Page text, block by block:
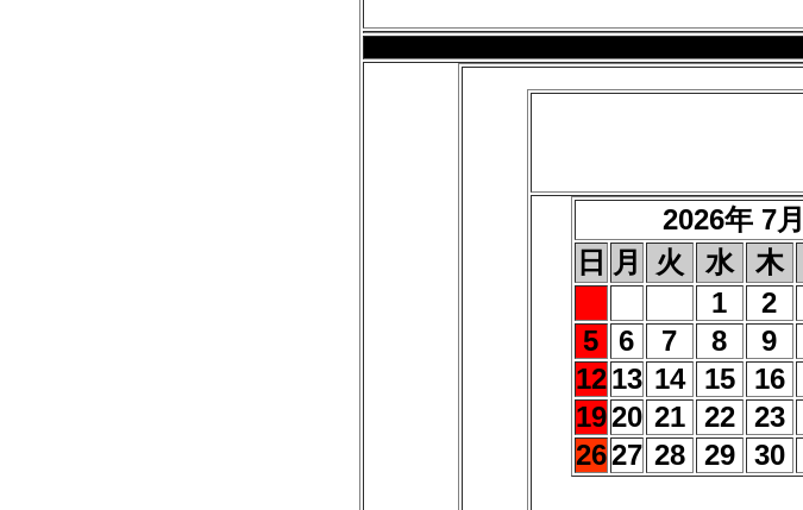
2026年 7月
日 月 火 水 木
1
2
5
6 7 8 9
12 13 14 15 16
1920 21 22 23
2627 28 29 30